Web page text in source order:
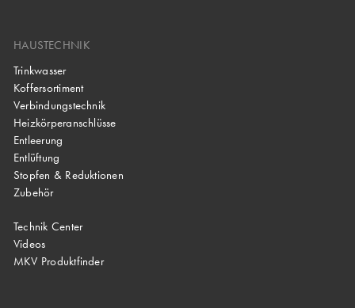
HAUSTECHNIK
Trinkwasser
Koffersortiment
Verbindungstechnik
Heizkörperanschlüsse
Entleerung
Entlüftung
Stopfen & Reduktionen
Zubehör
Technik Center
Videos
MKV Produktfinder